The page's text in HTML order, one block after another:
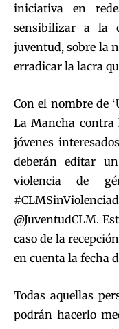
iniciativa en
sensibilizar a la
juventud, sobre la
erradicar la lacra
Con el nombre de
La Mancha contra
jóvenes
deberán editar
violencia de
@JuventudCLM.
caso de la
en cuenta la fecha
Todas aquellas
podrán hacerlo